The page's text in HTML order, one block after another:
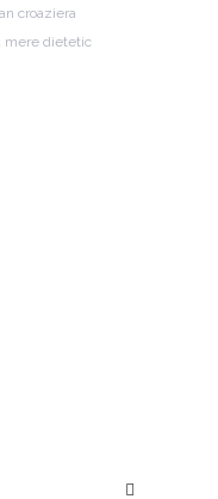
croaziera
mere dietetic